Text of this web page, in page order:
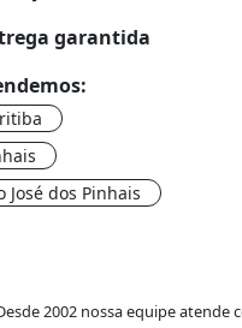
garantida
José dos Pinhais
2002 nossa equipe